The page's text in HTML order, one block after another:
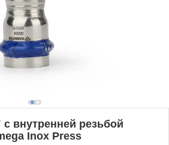
с внутренней резьбой
Inox Press